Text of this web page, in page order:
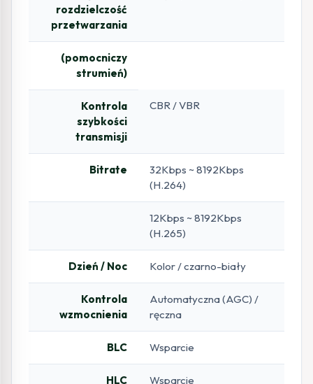
rozdzielczość
przetwarzania
(pomocniczy
strumień)
Kontrola
szybkości
transmisji
CBR / VBR
Bitrate
32Kbps ~ 8192Kbps
(H.264)
12Kbps ~ 8192Kbps
(H.265)
Dzień / Noc Kolor / czarno-biały
Kontrola
wzmocnienia
Automatyczna (AGC) /
ręczna
BLC Wsparcie
HLC Wsparcie